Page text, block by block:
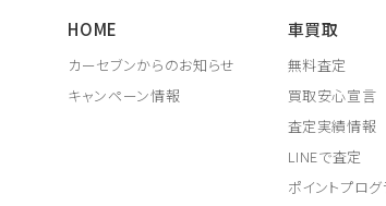
HOME
カーセブンからのお知らせ
キャンペーン情報
車買取
無料査定
買取安心宣言
査定実績情報
LINEで査定
ポイントプログ